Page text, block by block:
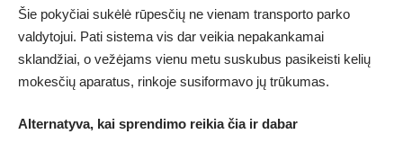
Šie pokyčiai sukėlė rūpesčių ne vienam transporto parko
valdytojui. Pati sistema vis dar veikia nepakankamai
sklandžiai, o vežėjams vienu metu suskubus pasikeisti kelių
mokesčių aparatus, rinkoje susiformavo jų trūkumas.
Alternatyva, kai sprendimo reikia čia ir dabar